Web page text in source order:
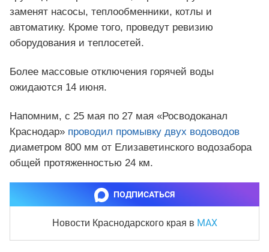
заменят насосы, теплообменники, котлы и
автоматику. Кроме того, проведут ревизию
оборудования и теплосетей.
Более массовые отключения горячей воды
ожидаются 14 июня.
Напомним, с 25 мая по 27 мая «Росводоканал
Краснодар» проводил промывку двух водоводов
диаметром 800 мм от Елизаветинского водозабора
общей протяженностью 24 км.
ПОДПИСАТЬСЯ
Новости Краснодарского края в MAX